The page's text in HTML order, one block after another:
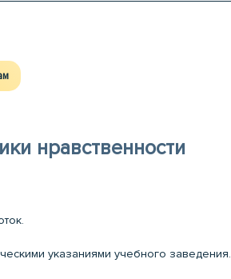
нравственности
указаниями учебного заведения.